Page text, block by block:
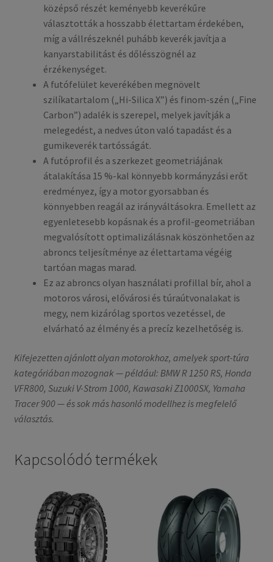
középső részét keményebb keverékűre
választották a hosszabb élettartam érdekében,
míg a vállrészeknél puhább keverék javítja a
kanyarstabilitást és dőlésszögnél az
érzékenységet.
A futófelület keverékében megnövelt
szilíkatartalom („Hi-Silica X”) és finom-szén („Fine
Carbon”) adalék is szerepel, melyek javítják a
melegedést, a nedves úton való tapadást és a
gumikeverék tartósságát.
A futóprofil és a szerkezet geometriájának
átalakítása 15 %-kal könnyebb kormányzási erőt
eredményez, így a motor gyorsabban és
könnyebben reagál az irányváltásokra. Emellett az
egyenletesebb kopásnak és a profil-geometriában
megvalósított optimalizálásnak köszönhetően az
abroncs teljesítménye az élettartama végéig
tartóan magas marad.
Ez az abroncs olyan használati profillal bír, ahol a
motoros városi, elővárosi és túraútvonalakat is
megy, nem kizárólag sportos vezetéssel, de
elvárható az élmény és a precíz kezelhetőség is.
Kifejezetten ajánlott olyan motorokhoz, amelyek sport-túra
kategóriában mozognak — például: BMW R 1250 RS, Honda
VFR800, Suzuki V-Strom 1000, Kawasaki Z1000SX, Yamaha
Tracer 900 — és sok más hasonló modellhez is megfelelő
választás.
Kapcsolódó termékek